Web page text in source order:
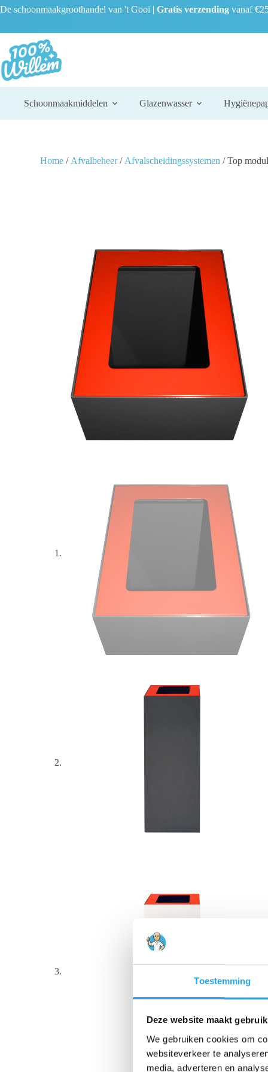
Toestemming
Deze website maakt
We gebruiken cookies om
websiteverkeer te
media, adverteren en
De schoonmaakgroothandel van 't Gooi | Gratis verzending vanaf
Schoonmaakmiddelen Glazenwasser
Home / Afvalbeheer/ Afvalscheidingssystemen / Top